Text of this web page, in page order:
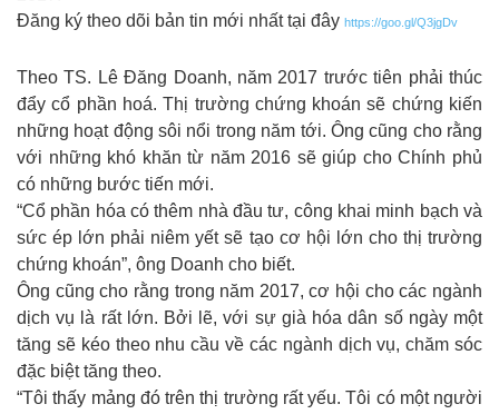
Đăng ký theo dõi bản tin mới nhất tại đây https://goo.gl/Q3jgDv
Theo TS. Lê Đăng Doanh, năm 2017 trước tiên phải thúc
đẩy cổ phần hoá. Thị trường chứng khoán sẽ chứng kiến
những hoạt động sôi nổi trong năm tới. Ông cũng cho rằng
với những khó khăn từ năm 2016 sẽ giúp cho Chính phủ
có những bước tiến mới.
“Cổ phần hóa có thêm nhà đầu tư, công khai minh bạch và
sức ép lớn phải niêm yết sẽ tạo cơ hội lớn cho thị trường
chứng khoán”, ông Doanh cho biết.
Ông cũng cho rằng trong năm 2017, cơ hội cho các ngành
dịch vụ là rất lớn. Bởi lẽ, với sự già hóa dân số ngày một
tăng sẽ kéo theo nhu cầu về các ngành dịch vụ, chăm sóc
đặc biệt tăng theo.
“Tôi thấy mảng đó trên thị trường rất yếu. Tôi có một người